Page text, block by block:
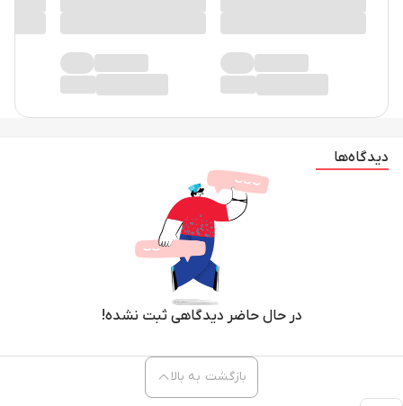
دیدگاه‌ها
در حال حاضر دیدگاهی ثبت نشده!
بازگشت به بالا